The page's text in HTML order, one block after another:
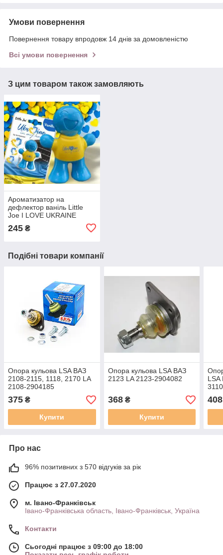
Умови повернення
Повернення товару впродовж 14 днів за домовленістю
Всі умови повернення
З цим товаром також замовляють
Ароматизатор на
дефлектор ваніль Little
Joe I LOVE UKRAINE
245 ₴
Подібні товари компанії
Опора кульова LSA ВАЗ
2108-2115, 1118, 2170 LA
2108-2904185
375 ₴
Купити
Опора кульова LSA ВАЗ
2123 LA 2123-2904082
368₴
Купити
LSA
408
Про нас
96% позитивних з 570 відгуків за рік
Працює з 27.07.2020
м. Івано-Франківськ
Івано-Франківська область, Івано-Франківськ, Україна
Контакти
Сьогодні працює з 09:00 до 18:00